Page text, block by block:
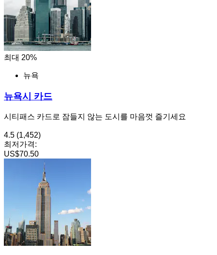
최대 20%
뉴욕
뉴욕시 카드
시티패스 카드로 잠들지 않는 도시를 마음껏 즐기세요
4.5 (1,452)
최저가격:
US$70.50